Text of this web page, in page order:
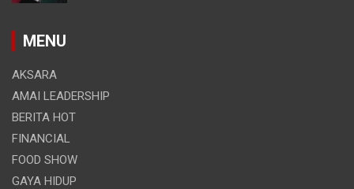
MENU
AKSARA
AMAI LEADERSHIP
BERITA HOT
FINANCIAL
FOOD SHOW
GAYA HIDUP